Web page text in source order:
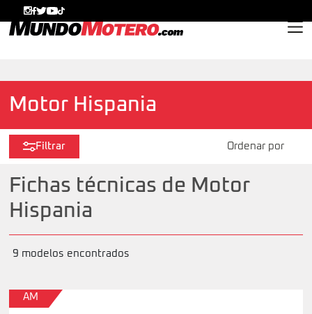
Motor Hispania
Filtrar
Fichas técnicas de Motor
Hispania
9 modelos encontrados
AM